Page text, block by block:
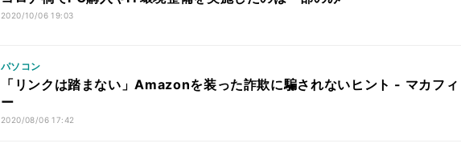
2020/10/06 19:03
パソコン
「リンクは踏まない」Amazonを装った詐欺に騙されないヒント - マカフィ
ー
2020/08/06 17:42